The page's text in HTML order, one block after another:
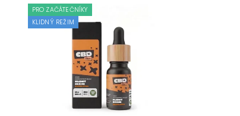
PRO ZAČÁTEČNÍKY
KLIDNÝ REŽIM